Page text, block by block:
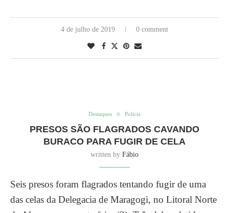
4 de julho de 2019 0 comment
Destaques Polícia
PRESOS SÃO FLAGRADOS CAVANDO
BURACO PARA FUGIR DE CELA
written by Fábio
Seis presos foram flagrados tentando fugir de uma
das celas da Delegacia de Maragogi, no Litoral Norte